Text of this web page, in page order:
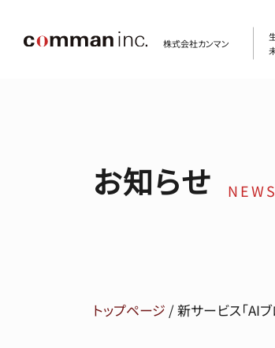
株式会社カンマン
お知らせ NEWS
トップページ /新サービス「AI